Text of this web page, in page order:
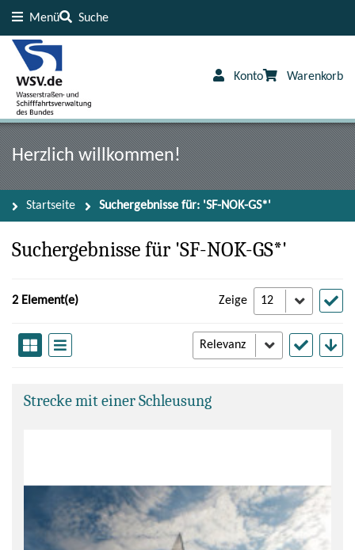
Menü Suche
Konto Warenkorb
Herzlich willkommen!
Startseite Suchergebnisse für: 'SF-NOK-GS*'
Suchergebnisse für 'SF-NOK-GS*'
2 Element(e) Zeige
Strecke mit einer Schleusung